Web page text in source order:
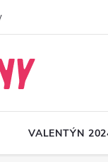
VALENTÝN